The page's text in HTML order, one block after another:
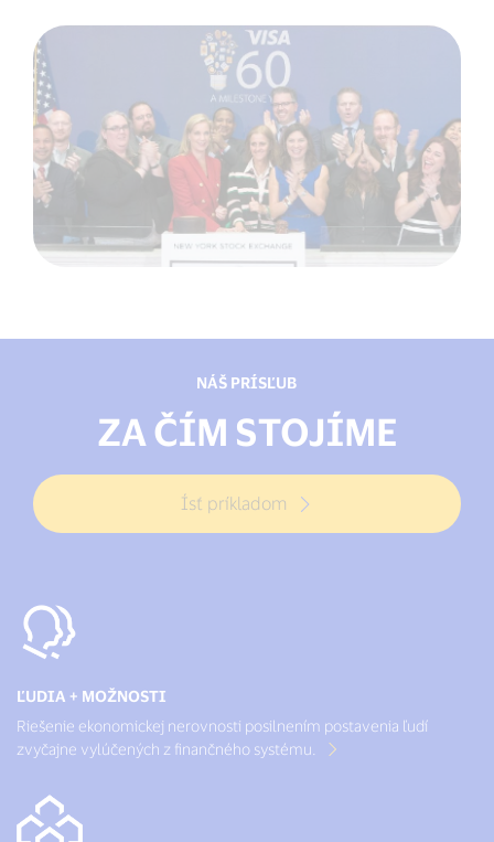
NÁŠ PRÍSĽUB
ZA ČÍM STOJÍME
Ísť príkladom
ĽUDIA + MOŽNOSTI
Riešenie ekonomickej nerovnosti posilnením postavenia ľudí
zvyčajne vylúčených z finančného systému.